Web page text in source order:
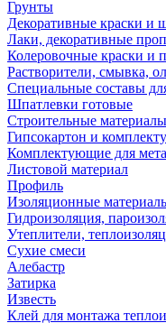
Грунты
Декоративные краски и
Лаки, декоративные
Колеровочные краски и
Растворители, смывка,
Специальные составы
Шпатлевки готовые
Строительные материалы
Гипсокартон и
Комплектующие для
Листовой материал
Профиль
Изоляционные
Гидроизоляция,
Утеплители,
Сухие смеси
Алебастр
Затирка
Известь
Клей для монтажа